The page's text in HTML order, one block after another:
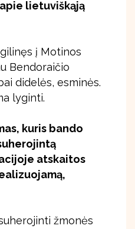
lietuviškąją
į Motinos
Bendoraičio
didelės, esminės.
lyginti.
kuris bando
atskaitos
žmonės